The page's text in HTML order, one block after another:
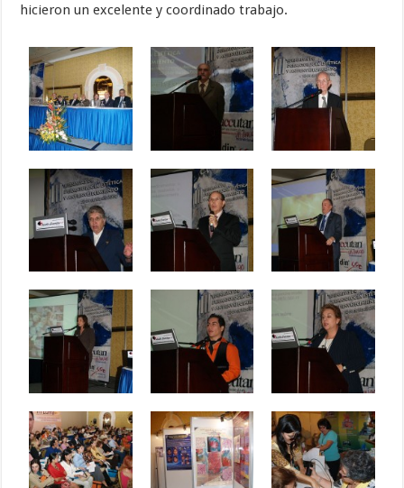
hicieron un excelente y coordinado trabajo.